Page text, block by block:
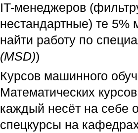
IT-менеджеров
нестандартные) те
найти работу по
(MSD))
Курсов машинного
Математических
каждый несёт на себе
спецкурсы на